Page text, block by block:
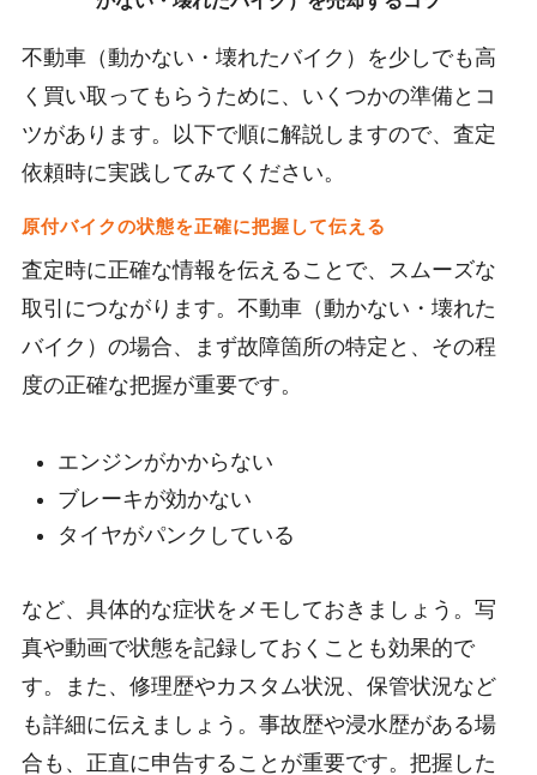
不動車（動かない・壊れたバイク）を少しでも高
く買い取ってもらうために、いくつかの準備とコ
ツがあります。以下で順に解説しますので、査定
依頼時に実践してみてください。
原付バイクの状態を正確に把握して伝える
査定時に正確な情報を伝えることで、スムーズな
取引につながります。不動車（動かない・壊れた
バイク）の場合、まず故障箇所の特定と、その程
度の正確な把握が重要です。
エンジンがかからない
ブレーキが効かない
タイヤがパンクしている
など、具体的な症状をメモしておきましょう。写
真や動画で状態を記録しておくことも効果的で
す。また、修理歴やカスタム状況、保管状況など
も詳細に伝えましょう。事故歴や浸水歴がある場
合も、正直に申告することが重要です。把握した